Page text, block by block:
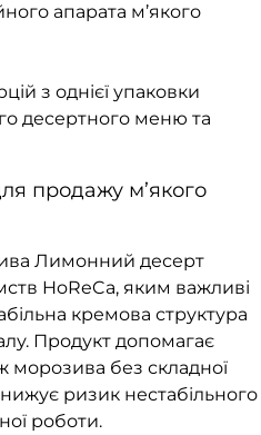
апарата м’якого
з однієї упаковки
десертного меню та
продажу м’якого
Лимонний десерт
HoReCa, яким важливі
кремова структура
Продукт допомагає
морозива без складної
ризик нестабільного
роботи.